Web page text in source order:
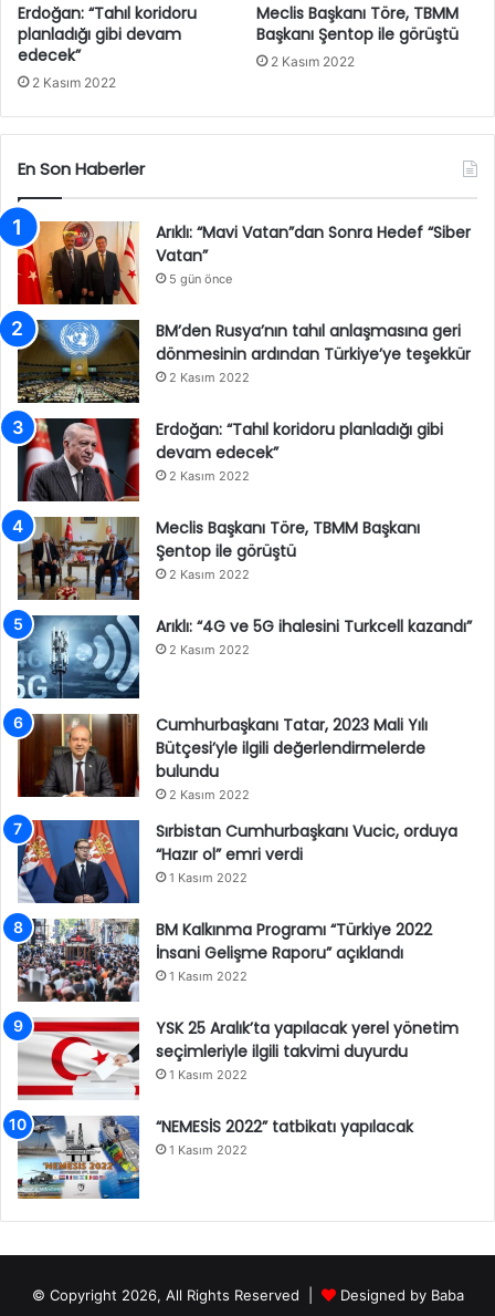
Erdoğan: “Tahıl koridoru
planladığı gibi devam
edecek”
2 Kasım 2022
Meclis Başkanı Töre, TBMM
Başkanı Şentop ile görüştü
2 Kasım 2022
En Son Haberler
Arıklı: “Mavi Vatan”dan Sonra Hedef “Siber
Vatan”
5 gün önce
BM’den Rusya’nın tahıl anlaşmasına geri
dönmesinin ardından Türkiye’ye teşekkür
2 Kasım 2022
Erdoğan: “Tahıl koridoru planladığı gibi
devam edecek”
2 Kasım 2022
Meclis Başkanı Töre, TBMM Başkanı
Şentop ile görüştü
2 Kasım 2022
Arıklı: “4G ve 5G ihalesini Turkcell kazandı”
2 Kasım 2022
Cumhurbaşkanı Tatar, 2023 Mali Yılı
Bütçesi’yle ilgili değerlendirmelerde
bulundu
2 Kasım 2022
Sırbistan Cumhurbaşkanı Vucic, orduya
“Hazır ol” emri verdi
1 Kasım 2022
BM Kalkınma Programı “Türkiye 2022
İnsani Gelişme Raporu” açıklandı
1 Kasım 2022
YSK 25 Aralık’ta yapılacak yerel yönetim
seçimleriyle ilgili takvimi duyurdu
1 Kasım 2022
“NEMESİS 2022” tatbikatı yapılacak
1 Kasım 2022
© Copyright 2026, All Rights Reserved | Designed by Baba